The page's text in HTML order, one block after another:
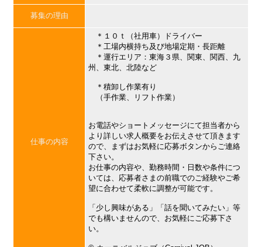
募集の理由
仕事の内容
＊１０ｔ（社用車）ドライバー
＊工場内横持ち及び地場定期・長距離
＊運行エリア：東海３県、関東、関西、九
州、東北、北陸など
＊積卸し作業有り
（手作業、リフト作業）
お電話やショートメッセージにて担当者から
より詳しい求人概要をお伝えさせて頂きます
ので、まずはお気軽に応募ボタンからご連絡
下さい。
お仕事の内容や、勤務時間・日数や条件につ
いては、応募者さまの前職でのご経験やご希
望に合わせて柔軟に調整が可能です。
「少し興味がある」「話を聞いてみたい」等
でも構いませんので、お気軽にご応募下さ
い。